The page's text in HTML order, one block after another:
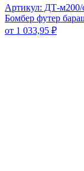
Артикул: ДТ-м200/
Бомбер футер
от 1 033,95 ₽